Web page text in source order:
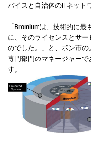
バイスと自治体のITネット
「Bromiumは、技術的に
に、そのライセンスとサ
のでした。」と、ボン市の
専門部門のマネージャーで
す。